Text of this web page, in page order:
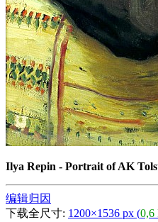
Ilya Repin - Portrait of AK
编辑归因
下载全尺寸: 1200×1536 px (0,6